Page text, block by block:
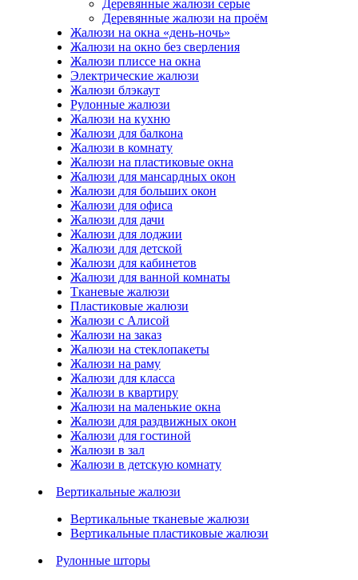
Деревянные жалюзи серые
Деревянные жалюзи на проём
Жалюзи на окна «день-ночь»
Жалюзи на окно без сверления
Жалюзи плиссе на окна
Электрические жалюзи
Жалюзи блэкаут
Рулонные жалюзи
Жалюзи на кухню
Жалюзи для балкона
Жалюзи в комнату
Жалюзи на пластиковые окна
Жалюзи для мансардных окон
Жалюзи для больших окон
Жалюзи для офиса
Жалюзи для дачи
Жалюзи для лоджии
Жалюзи для детской
Жалюзи для кабинетов
Жалюзи для ванной комнаты
Тканевые жалюзи
Пластиковые жалюзи
Жалюзи с Алисой
Жалюзи на заказ
Жалюзи на стеклопакеты
Жалюзи на раму
Жалюзи для класса
Жалюзи в квартиру
Жалюзи на маленькие окна
Жалюзи для раздвижных окон
Жалюзи для гостиной
Жалюзи в зал
Жалюзи в детскую комнату
Вертикальные жалюзи
Вертикальные тканевые жалюзи
Вертикальные пластиковые жалюзи
Рулонные шторы